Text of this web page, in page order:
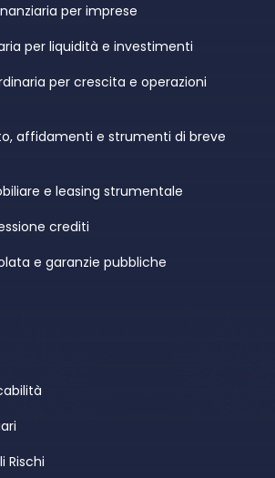
per imprese
per liquidità e investimenti
per crescita e operazioni
affidamenti e strumenti di breve
e leasing strumentale
crediti
e garanzie pubbliche
Rischi